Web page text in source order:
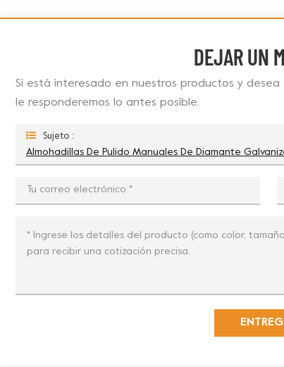
DEJAR UN
Si está interesado en nuestros productos y
le responderemos lo antes posible.
Sujeto :
Almohadillas De Pulido Manuales De Diamante